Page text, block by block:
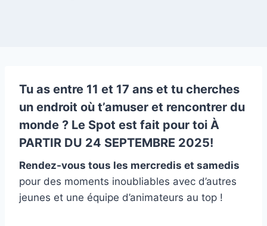
Tu as entre 11 et 17 ans et tu cherches
un endroit où t’amuser et rencontrer du
monde ? Le Spot est fait pour toi À
PARTIR DU 24 SEPTEMBRE 2025!
Rendez-vous tous les mercredis et samedis
pour des moments inoubliables avec d’autres
jeunes et une équipe d’animateurs au top !